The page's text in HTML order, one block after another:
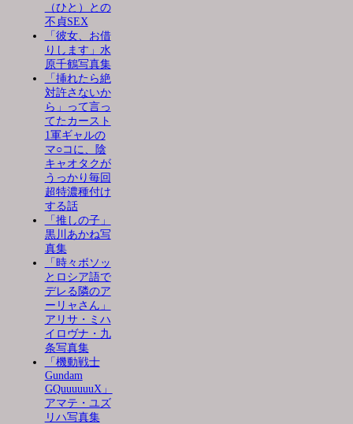
（ひと）との
不貞SEX
「彼女、お借
りします」水
原千鶴写真集
「挿れたら絶
対許さないか
ら」って言っ
てたカースト
1軍ギャルの
マ○コに、陰
キャオタクが
うっかり毎回
超特濃種付け
する話
「推しの子」
黒川あかね写
真集
「時々ボソッ
とロシア語で
デレる隣のア
ーリャさん」
アリサ・ミハ
イロヴナ・九
条写真集
「機動戦士
Gundam
GQuuuuuuX」
アマテ・ユズ
リハ写真集